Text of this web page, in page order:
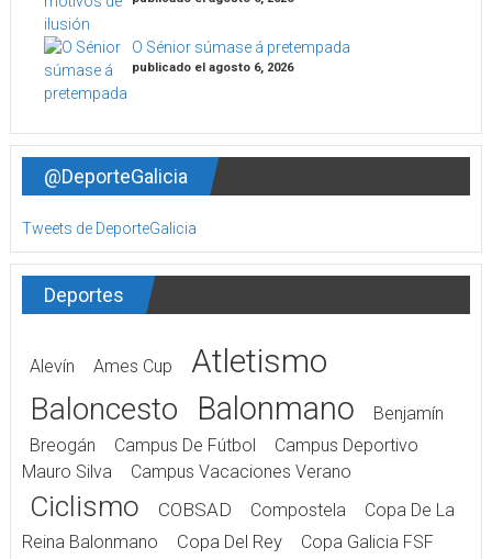
O Sénior súmase á pretempada
publicado el agosto 6, 2026
@DeporteGalicia
Tweets de DeporteGalicia
Deportes
Alevín Ames Cup Atletismo
Baloncesto Balonmano
Benjamín
Breogán
Campus De Fútbol
Campus Deportivo
Mauro Silva
Campus Vacaciones Verano
Ciclismo COBSAD Compostela
Copa De La
Reina Balonmano
Copa Del Rey
Copa Galicia FSF